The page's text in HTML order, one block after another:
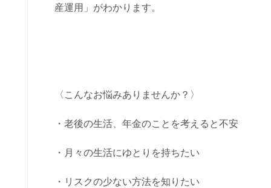
産運用」がわかります。
〈こんなお悩みありませんか？〉
・老後の生活、年金のことを考えると不安
・月々の生活にゆとりを持ちたい
・リスクの少ない方法を知りたい